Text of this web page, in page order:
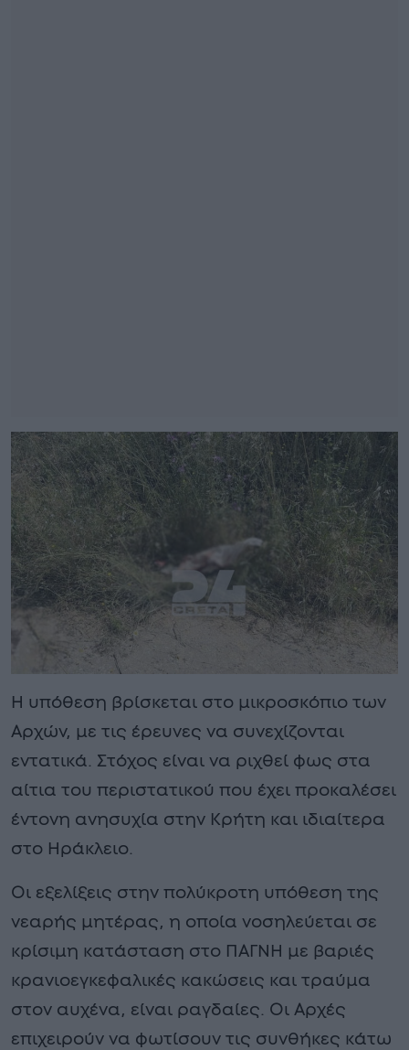
Η υπόθεση βρίσκεται στο μικροσκόπιο των
Αρχών, με τις έρευνες να συνεχίζονται
εντατικά. Στόχος είναι να ριχθεί φως στα
αίτια του περιστατικού που έχει προκαλέσει
έντονη ανησυχία στην Κρήτη και ιδιαίτερα
στο Ηράκλειο.
Οι εξελίξεις στην πολύκροτη υπόθεση της
νεαρής μητέρας, η οποία νοσηλεύεται σε
κρίσιμη κατάσταση στο ΠΑΓΝΗ με βαριές
κρανιοεγκεφαλικές κακώσεις και τραύμα
στον αυχένα, είναι ραγδαίες. Οι Αρχές
επιχειρούν να φωτίσουν τις συνθήκες κάτω